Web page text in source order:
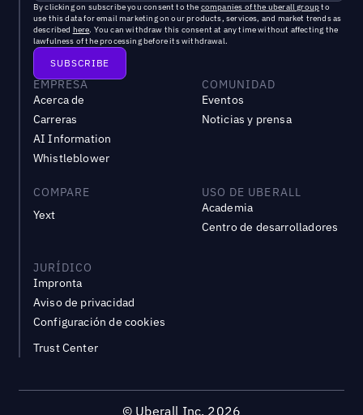
By clicking on subscribe you consent to the companies of the uberall groupto
use this data for email marketing on our products, services, and market trends as
described here. You can withdraw this consent at any time without affecting the
lawfulness of the processing before its withdrawal.
EMPRESA
Acerca de
Carreras
AI Information
Whistleblower
COMUNIDAD
Eventos
Noticias y prensa
COMPARE
Yext
USO DE UBERALL
Academia
Centro de desarrolladores
JURÍDICO
Impronta
Aviso de privacidad
Configuración de cookies
Trust Center
© Uberall Inc. 2026